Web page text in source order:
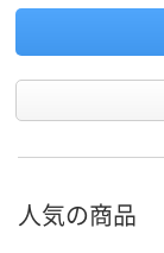
人気の商品